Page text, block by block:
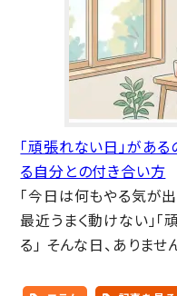
「頑張れない日」があ
る自分との付き合い方
「今日は何もやる気が
最近うまく動けない」
る」 そんな日、ありませ